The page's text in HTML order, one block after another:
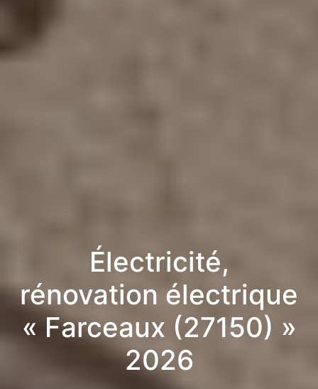
Électricité,
rénovation électrique
« Farceaux (27150) »
2026